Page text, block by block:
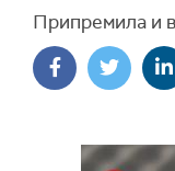
Припремила и